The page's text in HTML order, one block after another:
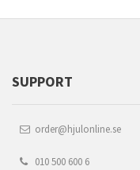
SUPPORT
order@hjulonline.se
010 500 600 6